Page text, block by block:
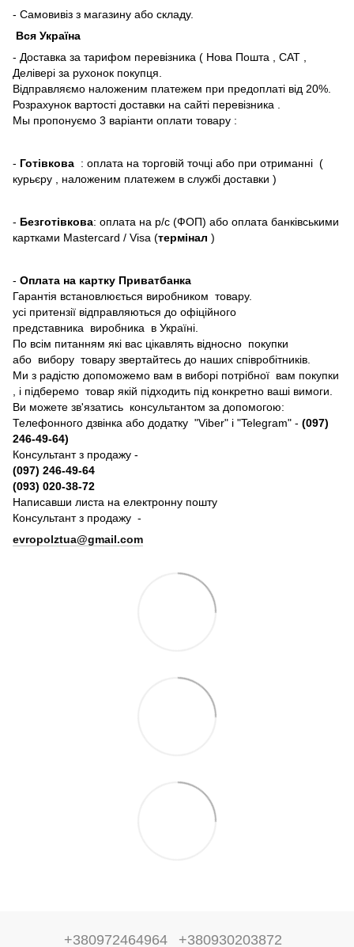
- Самовивіз з магазину або складу.
Вся Україна
- Доставка за тарифом перевізника ( Нова Пошта , САТ ,
Делівері за рухонок покупця.
Відправляємо наложеним платежем при предоплаті від 20%.
Розрахунок вартості доставки на сайті перевізника .
Мы пропонуємо 3 варіанти оплати товару :
- Готівкова : оплата на торговій точці або при отриманні (
курьєру , наложеним платежем в службі доставки )
- Безготівкова: оплата на р/с (ФОП) або оплата банківськими
картками Mastercard / Visa (термінал )
- Оплата на картку Приватбанка
Гарантія встановлюється виробником товару.
усі притензії відправляються до офіційного
представника виробника в Україні.
По всім питанням які вас цікавлять відносно покупки
або вибору товару звертайтесь до наших співробітників.
Ми з радістю допоможемо вам в виборі потрібної вам покупки
, і підберемо товар якій підходить під конкретно ваші вимоги.
Ви можете зв'язатись консультантом за допомогою:
Телефонного дзвінка або додатку "Viber" і "Telegram" - (097)
246-49-64)
Консультант з продажу -
(097) 246-49-64
(093) 020-38-72
Написавши листа на електронну пошту
Консультант з продажу -
evropolztua@gmail.com
+380972464964 +380930203872